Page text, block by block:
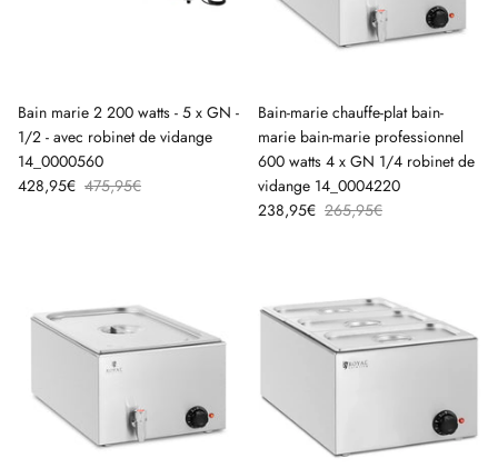
Bain marie 2 200 watts - 5 x GN -
1/2 - avec robinet de vidange
14_0000560
428,95€ 475,95€
Bain-marie chauffe-plat bain-
marie bain-marie professionnel
600 watts 4 x GN 1/4 robinet de
vidange 14_0004220
238,95€ 265,95€